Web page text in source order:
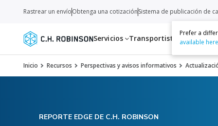
Servicios Transportistas
Rastrear un envíoObtenga una cotizaciónSistema de publicación de
Prefer a
available here
Inicio Recursos Perspectivas y avisos informativos
REPORTE EDGE DE C.H. ROBINSON